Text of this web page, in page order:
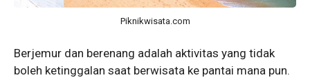
Piknikwisata.com
Berjemur dan berenang adalah aktivitas yang tidak
boleh ketinggalan saat berwisata ke pantai mana pun.